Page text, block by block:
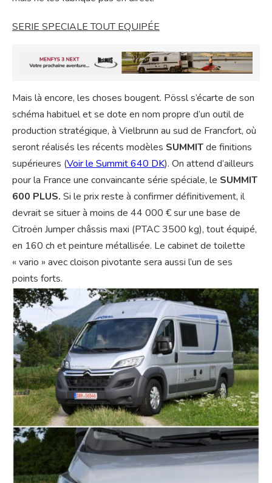
SERIE SPECIALE TOUT EQUIPÉE
Mais là encore, les choses bougent. Pössl s’écarte de son
schéma habituel et se dote en nom propre d’un outil de
production stratégique, à Vielbrunn au sud de Francfort, où
seront réalisés les récents modèles SUMMITde finitions
supérieures (Voir le Summit 640 DK). On attend d’ailleurs
pour la France une convaincante série spéciale, le SUMMIT
600 PLUS. Si le prix reste à confirmer définitivement, il
devrait se situer à moins de 44 000 € sur une base de
Citroën Jumper châssis maxi (PTAC 3500 kg), tout équipé,
en 160 ch et peinture métallisée. Le cabinet de toilette
« vario » avec cloison pivotante sera aussi l’un de ses
points forts.